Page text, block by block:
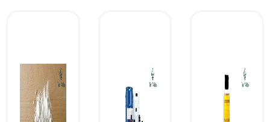
ĐĂNG KÝ TƯ VẤN MIỄN PHÍ